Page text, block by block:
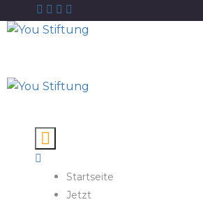
Startseite
Jetzt